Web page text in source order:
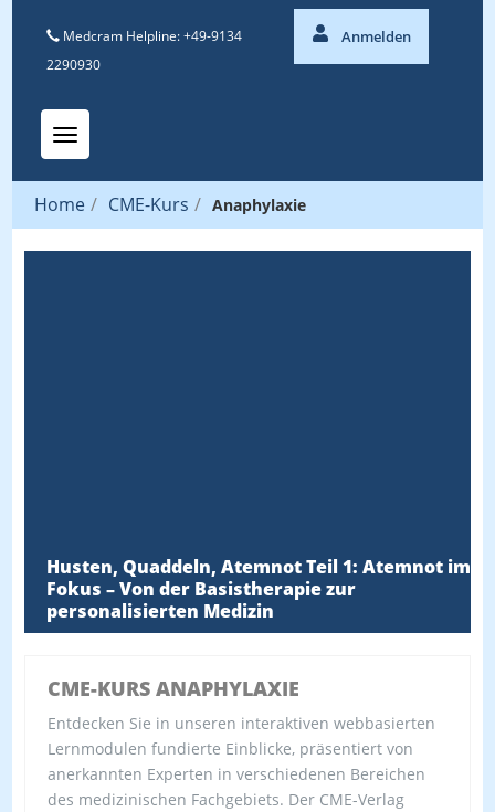
Medcram Helpline: +49-9134
2290930
Anmelden
Toggle navigation
Home / CME-Kurs / Anaphylaxie
Husten, Quaddeln, Atemnot Teil 1: Atemnot im
Fokus – Von der Basistherapie zur
personalisierten Medizin
CME-KURS ANAPHYLAXIE
Entdecken Sie in unseren interaktiven webbasierten
Lernmodulen fundierte Einblicke, präsentiert von
anerkannten Experten in verschiedenen Bereichen
des medizinischen Fachgebiets. Der CME-Verlag